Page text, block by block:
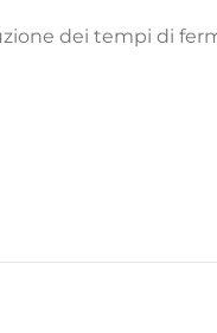
dei tempi di